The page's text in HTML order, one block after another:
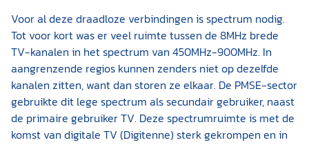
Voor al deze draadloze verbindingen is spectrum nodig.
Tot voor kort was er veel ruimte tussen de 8MHz brede
TV-kanalen in het spectrum van 450MHz-900MHz. In
aangrenzende regios kunnen zenders niet op dezelfde
kanalen zitten, want dan storen ze elkaar. De PMSE-sector
gebruikte dit lege spectrum als secundair gebruiker, naast
de primaire gebruiker TV. Deze spectrumruimte is met de
komst van digitale TV (Digitenne) sterk gekrompen en in